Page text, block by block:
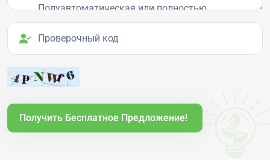
Проверочный код
Получить Бесплатное Предложение!